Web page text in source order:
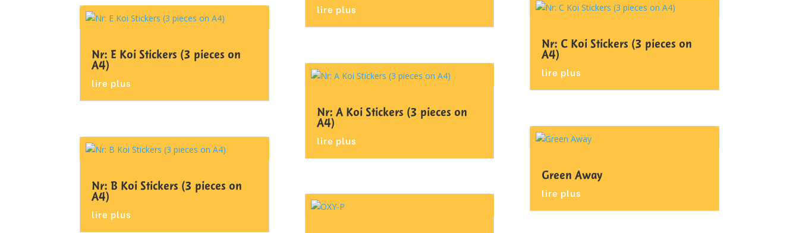
Nr: E Koi Stickers (3 pieces on
A4)
lire plus
Nr: B Koi Stickers (3 pieces on
A4)
lire plus
lire plus
Nr: A Koi Stickers (3 pieces on
A4)
lire plus
Nr: C Koi Stickers (3 pieces on
A4)
lire plus
Green Away
lire plus